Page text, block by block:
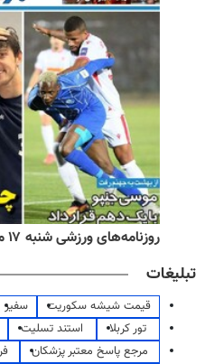
روزنامه‌های ورزشی شنبه ۱۷ مرداد ۱۴۰۵
تبلیغات
قیمت شیشه سکوریت سفیر
تور کربلا
استند تسلیت
مرجع پاسخ معتبر پزشکان